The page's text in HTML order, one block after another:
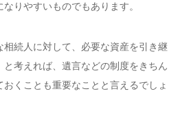
りやすいものでもあります。
続人に対して、必要な資産を引き継
と考えれば、遺言などの制度をきちん
くことも重要なことと言えるでしょ